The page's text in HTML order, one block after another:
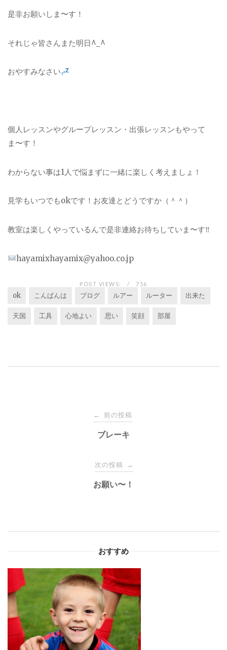
是非お願いしま〜す！
それじゃ皆さんまた明日^_^
おやすみなさい
個人レッスンやグループレッスン・出張レッスンもやって
ま〜す！
わからない事は1人で悩まずに一緒に楽しく考えましょ！
見学もいつでもokです！お友達とどうですか（＾＾）
教室は楽しくやっているんで是非連絡お待ちしていま〜す‼︎
hayamixhayamix@yahoo.co.jp
POST VIEWS: 756
ok こんばんは ブログ ルアー ルーター 出来た
天国 工具 心地よい 思い 笑顔 部屋
シ
ョ
ン
← 前の投稿
ブレーキ
次の投稿 →
お願い〜！
おすすめ